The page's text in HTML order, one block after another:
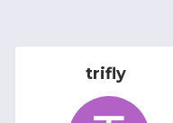
trifly